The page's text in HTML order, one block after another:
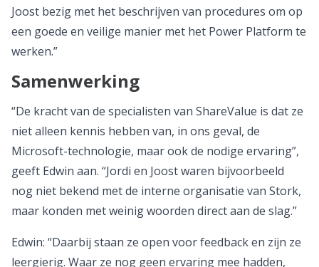
Joost bezig met het beschrijven van procedures om op
een goede en veilige manier met het Power Platform te
werken.”
Samenwerking
“De kracht van de specialisten van ShareValue is dat ze
niet alleen kennis hebben van, in ons geval, de
Microsoft-technologie, maar ook de nodige ervaring”,
geeft Edwin aan. “Jordi en Joost waren bijvoorbeeld
nog niet bekend met de interne organisatie van Stork,
maar konden met weinig woorden direct aan de slag.”
Edwin: “Daarbij staan ze open voor feedback en zijn ze
leergierig. Waar ze nog geen ervaring mee hadden,